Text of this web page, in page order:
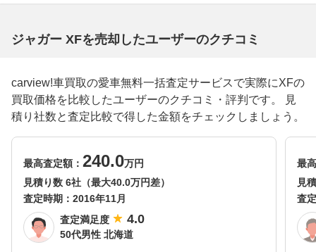
ジャガー XFを売却したユーザーのクチコミ
carview!車買取の愛車無料一括査定サービスで実際にXFの
買取価格を比較したユーザーのクチコミ・評判です。 見
積り社数と査定比較で得した金額をチェックしましょう。
最高査定額： 240.0万円
見積り数 6社（最大40.0万円差）
査定時期： 2016年11月
査定満足度
4.0
50代男性 北海道
最
見
査